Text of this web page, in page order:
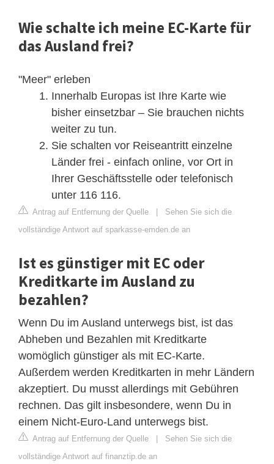
Wie schalte ich meine EC-Karte für
das Ausland frei?
"Meer" erleben
Innerhalb Europas ist Ihre Karte wie
bisher einsetzbar – Sie brauchen nichts
weiter zu tun.
Sie schalten vor Reiseantritt einzelne
Länder frei - einfach online, vor Ort in
Ihrer Geschäftsstelle oder telefonisch
unter 116 116.
Antrag auf Entfernung der Quelle | Sehen Sie sich die
vollständige Antwort auf sparkasse-emden.de an
Ist es günstiger mit EC oder
Kreditkarte im Ausland zu
bezahlen?
Wenn Du im Ausland unterwegs bist, ist das
Abheben und Bezahlen mit Kreditkarte
womöglich günstiger als mit EC-Karte.
Außerdem werden Kreditkarten in mehr Ländern
akzeptiert. Du musst allerdings mit Gebühren
rechnen. Das gilt insbesondere, wenn Du in
einem Nicht-Euro-Land unterwegs bist.
Antrag auf Entfernung der Quelle | Sehen Sie sich die
vollständige Antwort auf finanztip.de an